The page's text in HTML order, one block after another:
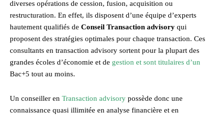
diverses opérations de cession, fusion, acquisition ou
restructuration. En effet, ils disposent d’une équipe d’experts
hautement qualifiés de Conseil Transaction advisory qui
proposent des stratégies optimales pour chaque transaction. Ces
consultants en transaction advisory sortent pour la plupart des
grandes écoles d’économie et de gestion et sont titulaires d’un
Bac+5 tout au moins.
Un conseiller en Transaction advisory possède donc une
connaissance quasi illimitée en analyse financière et en